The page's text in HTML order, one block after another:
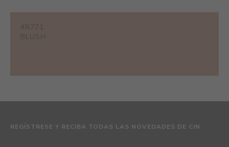
#R771
BLUSH
REGÍSTRESE Y RECIBA TODAS LAS NOVEDADES DE CIN